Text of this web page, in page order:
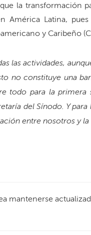
la transformación
América Latina,
y Caribeño
las actividades,
no constituye una
todo para la primera
del Sínodo. Y
entre nosotros y
mantenerse